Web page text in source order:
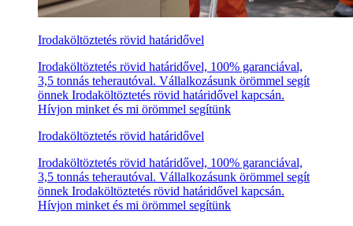
Irodaköltöztetés rövid határidővel
Irodaköltöztetés rövid határidővel, 100% garanciával,
3,5 tonnás teherautóval. Vállalkozásunk örömmel segít
önnek Irodaköltöztetés rövid határidővel kapcsán.
Hívjon minket és mi örömmel segítünk
Irodaköltöztetés rövid határidővel
Irodaköltöztetés rövid határidővel, 100% garanciával,
3,5 tonnás teherautóval. Vállalkozásunk örömmel segít
önnek Irodaköltöztetés rövid határidővel kapcsán.
Hívjon minket és mi örömmel segítünk